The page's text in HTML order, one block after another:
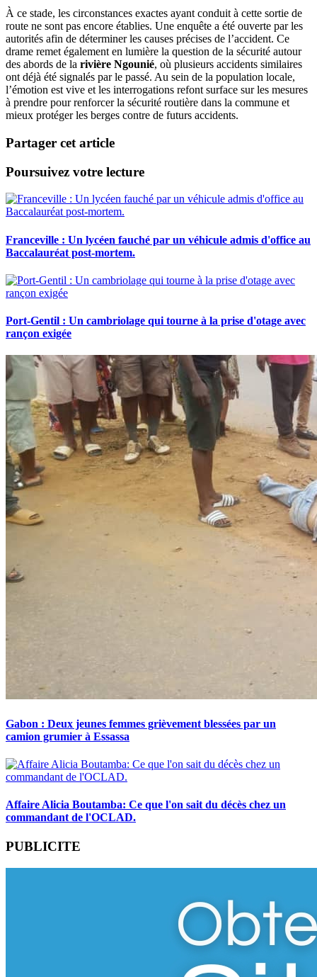
À ce stade, les circonstances exactes ayant conduit à cette sortie de
route ne sont pas encore établies. Une enquête a été ouverte par les
autorités afin de déterminer les causes précises de l’accident. Ce
drame remet également en lumière la question de la sécurité autour
des abords de la rivière Ngounié, où plusieurs accidents similaires
ont déjà été signalés par le passé. Au sein de la population locale,
l’émotion est vive et les interrogations refont surface sur les mesures
à prendre pour renforcer la sécurité routière dans la commune et
mieux protéger les berges contre de futurs accidents.
Partager cet article
Poursuivez votre lecture
Franceville : Un lycéen fauché par un véhicule admis d'office au
Baccalauréat post-mortem.
Port-Gentil : Un cambriolage qui tourne à la prise d'otage avec
rançon exigée
Gabon : Deux jeunes femmes grièvement blessées par un
camion grumier à Essassa
Affaire Alicia Boutamba: Ce que l'on sait du décès chez un
commandant de l'OCLAD.
PUBLICITE